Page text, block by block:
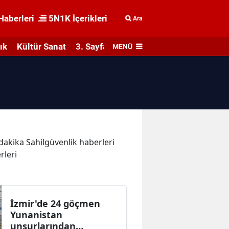
5N1K İçerikleri Ara
Kültür Sanat 3. Sayfa MENÜ
Sahilgüvenlik haberleri
İzmir'de 24 göçmen
Yunanistan
unsurlarından